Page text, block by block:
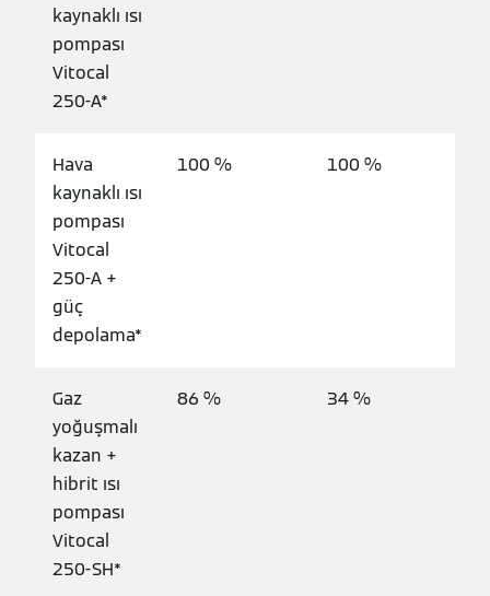
kaynaklı ısı
pompası
Vitocal
250-A*
Hava
kaynaklı ısı
pompası
Vitocal
250-A +
güç
depolama*
100 % 100 %
Gaz
yoğuşmalı
kazan +
hibrit ısı
pompası
Vitocal
250-SH*
86 % 34 %